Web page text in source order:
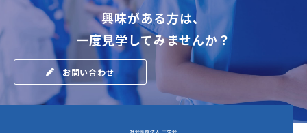
興味がある方は、
一度見学してみませんか？
お問い合わせ